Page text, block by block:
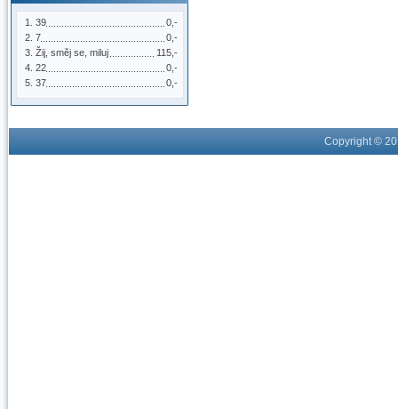
0,-
39
0,-
7
115,-
Žij, směj se, miluj
0,-
22
0,-
37
Copyright ©